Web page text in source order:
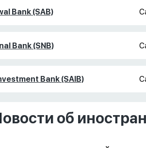
Bank (SAB)
Bank (SNB)
Bank (SAIB)
об